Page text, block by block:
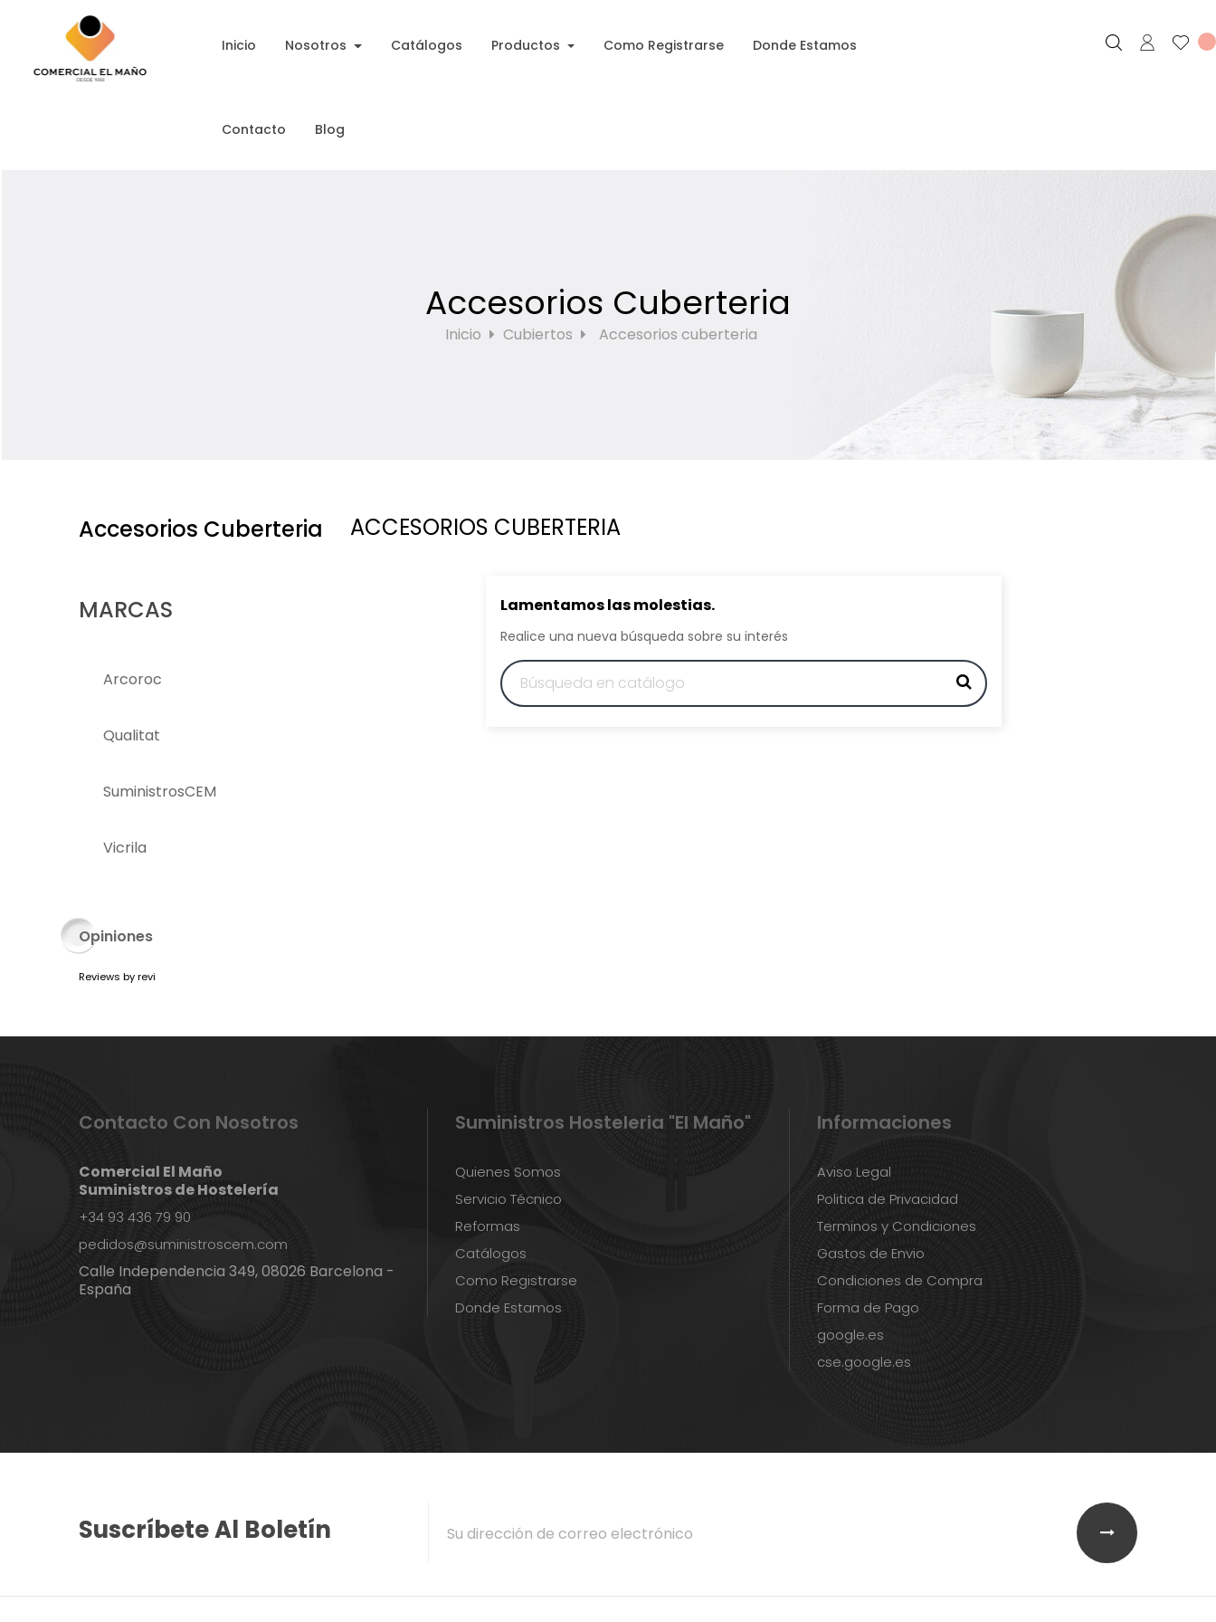
Inicio Nosotros Catálogos Productos Como Registrarse Donde Estamos
Contacto Blog
Accesorios Cuberteria
Inicio Cubiertos Accesorios cuberteria
Accesorios Cuberteria
MARCAS
Arcoroc
Qualitat
SuministrosCEM
Vicrila
Opiniones
Reviews byrevi
ACCESORIOS CUBERTERIA
Lamentamos las molestias.
Realice una nueva búsqueda sobre su interés
Contacto Con Nosotros
Comercial El Maño
Suministros de Hostelería
+34 93 436 79 90
pedidos@suministroscem.com
Calle Independencia 349, 08026 Barcelona -
España
Suministros Hosteleria "El Maño"
Quienes Somos
Servicio Técnico
Reformas
Catálogos
Como Registrarse
Donde Estamos
Informaciones
Aviso Legal
Politica de Privacidad
Terminos y Condiciones
Gastos de Envio
Condiciones de Compra
Forma de Pago
google.es
cse.google.es
Suscríbete Al Boletín